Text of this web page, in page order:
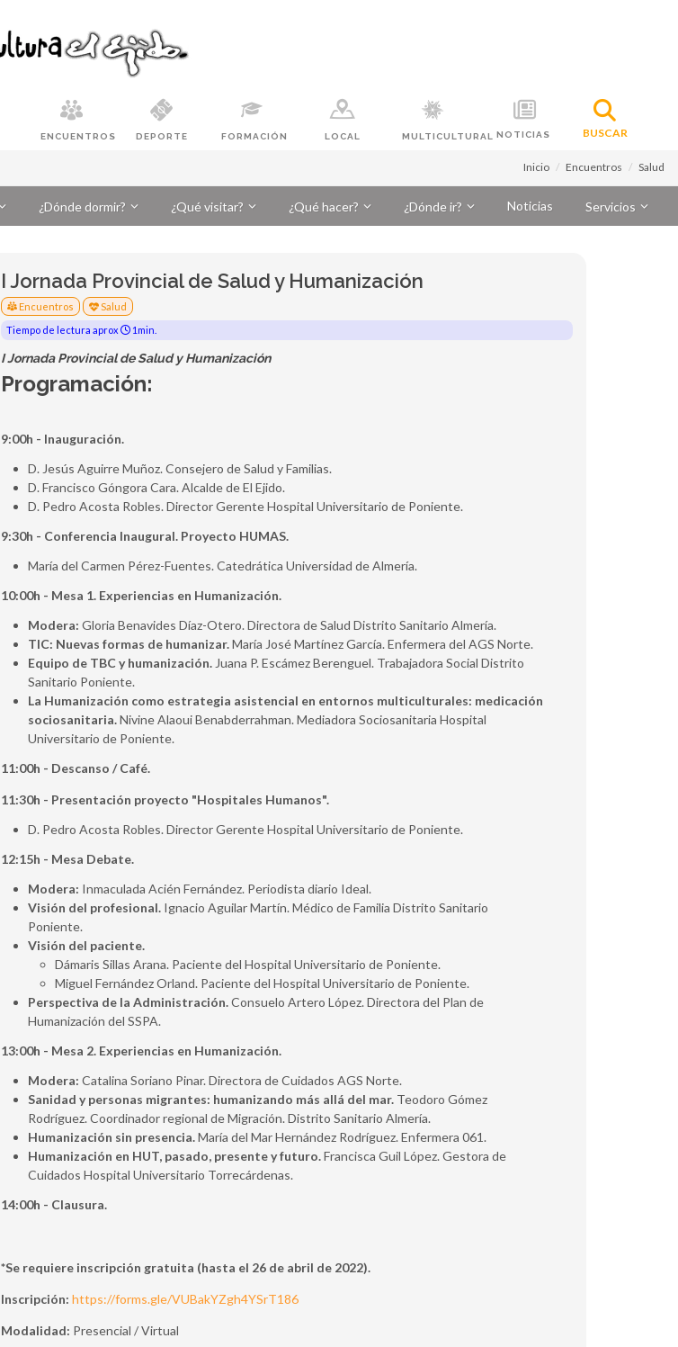
ENCUENTROS DEPORTE FORMACIÓN LOCAL MULTICULTURAL NOTICIAS BUSCAR
Inicio Encuentros Salud
¿Dónde dormir? ¿Qué visitar? ¿Qué hacer? ¿Dónde ir? Noticias Servicios
I Jornada Provincial de Salud y Humanización
Encuentros
Salud
Tiempo de lectura aprox
1min.
I Jornada Provincial de Salud y Humanización
Programación:
9:00h - Inauguración.
D. Jesús Aguirre Muñoz. Consejero de Salud y Familias.
D. Francisco Góngora Cara. Alcalde de El Ejido.
D. Pedro Acosta Robles. Director Gerente Hospital Universitario de Poniente.
9:30h - Conferencia Inaugural. Proyecto HUMAS.
María del Carmen Pérez-Fuentes. Catedrática Universidad de Almería.
10:00h - Mesa 1. Experiencias en Humanización.
Modera: Gloria Benavides Díaz-Otero. Directora de Salud Distrito Sanitario Almería.
TIC: Nuevas formas de humanizar.María José Martínez García. Enfermera del AGS Norte.
Equipo de TBC y humanización. Juana P. Escámez Berenguel. Trabajadora Social Distrito
Sanitario Poniente.
La Humanización como estrategia asistencial en entornos multiculturales: medicación
sociosanitaria.Nivine Alaoui Benabderrahman. Mediadora Sociosanitaria Hospital
Universitario de Poniente.
11:00h - Descanso / Café.
11:30h - Presentación proyecto "Hospitales Humanos".
D. Pedro Acosta Robles. Director Gerente Hospital Universitario de Poniente.
12:15h - Mesa Debate.
Modera: Inmaculada Acién Fernández. Periodista diario Ideal.
Visión del profesional. Ignacio Aguilar Martín. Médico de Familia Distrito Sanitario
Poniente.
Visión del paciente.
Dámaris Sillas Arana. Paciente del Hospital Universitario de Poniente.
Miguel Fernández Orland. Paciente del Hospital Universitario de Poniente.
Perspectiva de la Administración.Consuelo Artero López. Directora del Plan de
Humanización del SSPA.
13:00h - Mesa 2. Experiencias en Humanización.
Modera: Catalina Soriano Pinar. Directora de Cuidados AGS Norte.
Sanidad y personas migrantes: humanizando más allá del mar. Teodoro Gómez
Rodríguez. Coordinador regional de Migración. Distrito Sanitario Almería.
Humanización sin presencia.María del Mar Hernández Rodríguez. Enfermera 061.
Humanización en HUT, pasado, presente y futuro.Francisca Guil López. Gestora de
Cuidados Hospital Universitario Torrecárdenas.
14:00h - Clausura.
*Se requiere inscripción gratuita (hasta el 26 de abril de 2022).
Inscripción:https://forms.gle/VUBakYZgh4YSrT186
Modalidad: Presencial / Virtual